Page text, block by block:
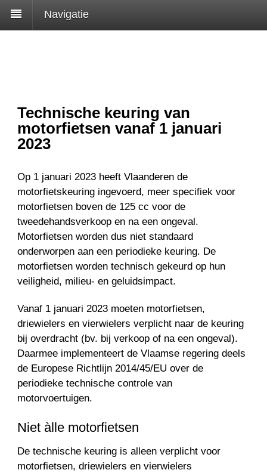
Navigatie
Technische keuring van
motorfietsen vanaf 1 januari
2023
Op 1 januari 2023 heeft Vlaanderen de
motorfietskeuring ingevoerd, meer specifiek voor
motorfietsen boven de 125 cc voor de
tweedehandsverkoop en na een ongeval.
Motorfietsen worden dus niet standaard
onderworpen aan een periodieke keuring. De
motorfietsen worden technisch gekeurd op hun
veiligheid, milieu- en geluidsimpact.
Vanaf 1 januari 2023 moeten motorfietsen,
driewielers en vierwielers verplicht naar de keuring
bij overdracht (bv. bij verkoop of na een ongeval).
Daarmee implementeert de Vlaamse regering deels
de Europese Richtlijn 2014/45/EU over de
periodieke technische controle van
motorvoertuigen.
Niet àlle motorfietsen
De technische keuring is alleen verplicht voor
motorfietsen, driewielers en vierwielers